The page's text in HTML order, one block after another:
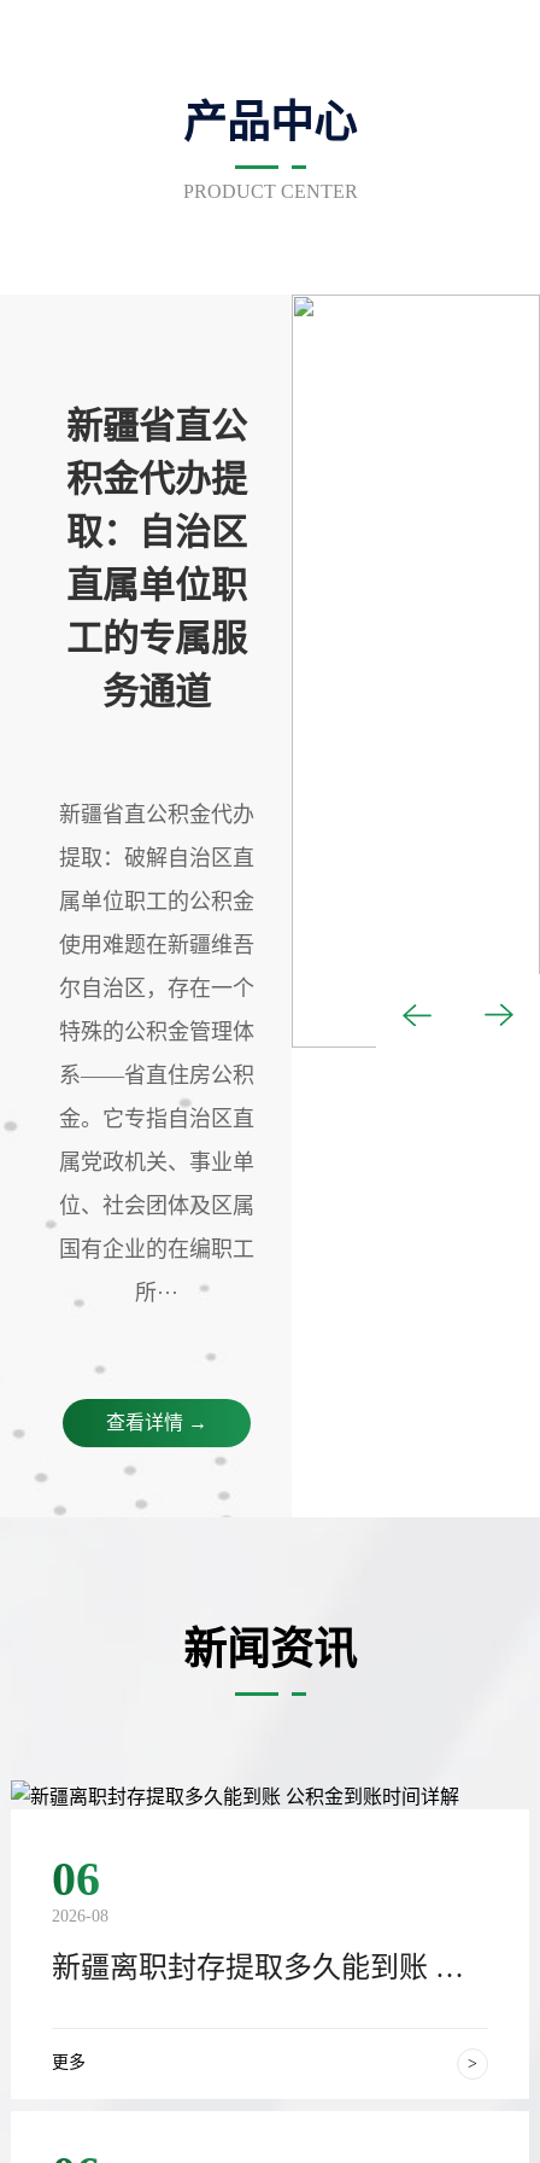
产品中心
PRODUCT CENTER
新疆省直公
积金代办提
取：自治区
直属单位职
工的专属服
务通道
新疆省直公积金代办
提取：破解自治区直
属单位职工的公积金
使用难题在新疆维吾
尔自治区，存在一个
特殊的公积金管理体
系——省直住房公积
金。它专指自治区直
属党政机关、事业单
位、社会团体及区属
国有企业的在编职工
所···
查看详情 →
新闻资讯
06
2026-08
新疆离职封存提取多久能到账 公积金到账时间详解
更多 >